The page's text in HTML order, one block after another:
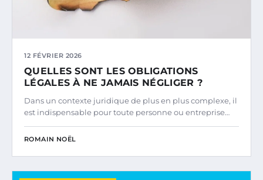
12 FÉVRIER 2026
QUELLES SONT LES OBLIGATIONS
LÉGALES À NE JAMAIS NÉGLIGER ?
Dans un contexte juridique de plus en plus complexe, il
est indispensable pour toute personne ou entreprise…
ROMAIN NOËL